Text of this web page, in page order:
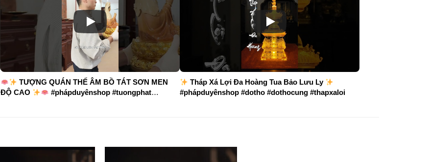
TƯỢNG QUÁN THẾ ÂM BỒ TÁT SƠN MEN
ĐỘ CAO
#phápduyênshop #tuongphat
Tháp Xá Lợi Đa Hoàng Tua Bảo Lưu Ly
#phápduyênshop #dotho #dothocung #thapxaloi